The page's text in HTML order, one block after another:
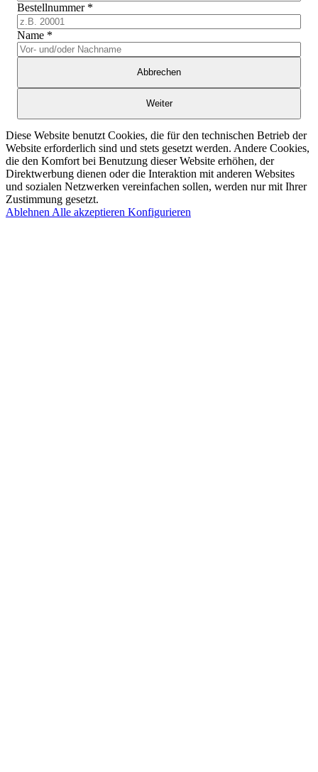
Bestellnummer *
Name *
Abbrechen
Weiter
Diese Website benutzt Cookies, die für den technischen Betrieb der
Website erforderlich sind und stets gesetzt werden. Andere Cookies,
die den Komfort bei Benutzung dieser Website erhöhen, der
Direktwerbung dienen oder die Interaktion mit anderen Websites
und sozialen Netzwerken vereinfachen sollen, werden nur mit Ihrer
Zustimmung gesetzt.
Ablehnen Alle akzeptieren Konfigurieren